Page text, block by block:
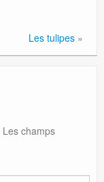
Les tulipes »
Les champs